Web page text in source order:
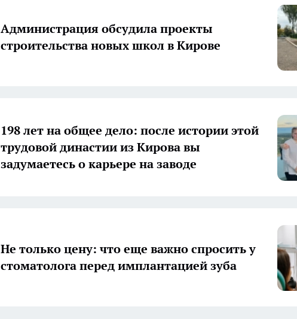
Администрация обсудила проекты
строительства новых школ в Кирове
198 лет на общее дело: после истории этой
трудовой династии из Кирова вы
задумаетесь о карьере на заводе
Не только цену: что еще важно спросить у
стоматолога перед имплантацией зуба